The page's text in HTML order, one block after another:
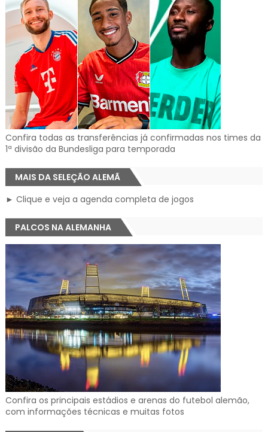
Confira todas as transferências já confirmadas nos times da
1ª divisão da Bundesliga para temporada
MAIS DA SELEÇÃO ALEMÃ
► Clique e veja a agenda completa de jogos
PALCOS NA ALEMANHA
Confira os principais estádios e arenas do futebol alemão,
com informações técnicas e muitas fotos